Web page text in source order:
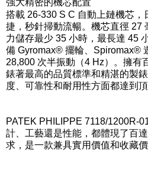
強大精密的機芯配置
搭載 26-330 S C 自動上鏈機芯，
捷，秒針掃動流暢。機芯直徑 27
力儲存最少 35 小時，最長達 45
備 Gyromax® 擺輪、Spiromax®
28,800 次半振動（4 Hz）。擁有
錶著最高的品質標準和精湛的製
度、可靠性和耐用性方面都達到頂
PATEK PHILIPPE 7118/1200R-
計、工藝還是性能，都體現了百
求，是一款兼具實用價值和收藏價